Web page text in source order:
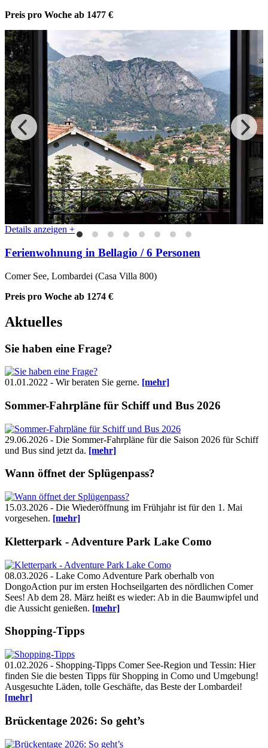
Preis pro Woche ab 1477 €
Details anzeigen +
Ferienwohnung in Bellagio / 6 Personen
Comer See, Lombardei (Casa Villa 800)
Preis pro Woche ab 1274 €
Aktuelles
Sie haben eine Frage?
01.01.2022 - Wir beraten Sie gerne. [mehr]
Sommer-Fahrpläne für Schiff und Bus 2026
29.06.2026 - Die Sommer-Fahrpläne für die Saison 2026 für Schiff
und Bus sind jetzt da. [mehr]
Wann öffnet der Splügenpass?
15.03.2026 - Die Wiederöffnung im Frühjahr ist für den 1. Mai
vorgesehen. [mehr]
Kletterpark - Adventure Park Lake Como
08.03.2026 - Lake Como Adventure Park oberhalb von
DongoAction pur im ersten Hochseilgarten des nördlichen Comer
Sees! Ab dem 28. März heißt es wieder: Ab in die Baumwipfel und
die Aussicht genießen. [mehr]
Shopping-Tipps
01.02.2026 - Shopping-Tipps Comer See-Region und Tessin: Hier
finden Sie die besten Tipps für Shopping in Como und Umgebung!
Ausgesuchte Läden, tolle Geschäfte, das Beste der Lombardei!
[mehr]
Brückentage 2026: So geht’s